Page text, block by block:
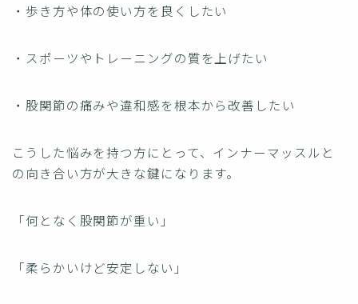
・歩き方や体の使い方を良くしたい
・スポーツやトレーニングの質を上げたい
・股関節の痛みや違和感を根本から改善したい
こうした悩みを持つ方にとって、インナーマッスルと
の向き合い方が大きな鍵になります。
「何となく股関節が重い」
「柔らかいけど安定しない」